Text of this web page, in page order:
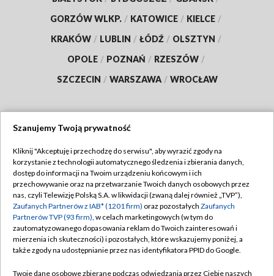
GORZÓW WLKP. / KATOWICE / KIELCE /
KRAKÓW / LUBLIN / ŁÓDŹ / OLSZTYN /
OPOLE / POZNAŃ / RZESZÓW /
SZCZECIN / WARSZAWA / WROCŁAW
TVP
Abonament TVP
Emisja w TVP
Centrum informacji TVP
Naziemna Telewizja Cyfrowa
Regulamin TVP
Polityka prywatności
Moje zgody
Pomoc
Szanujemy Twoją prywatność
Kliknij "Akceptuję i przechodzę do serwisu", aby wyrazić zgody na
korzystanie z technologii automatycznego śledzenia i zbierania danych,
dostęp do informacji na Twoim urządzeniu końcowym i ich
przechowywanie oraz na przetwarzanie Twoich danych osobowych przez
nas, czyli Telewizję Polską S.A. w likwidacji (zwaną dalej również „TVP”),
Zaufanych Partnerów z IAB* (1201 firm) oraz pozostałych Zaufanych
Partnerów TVP (93 firm), w celach marketingowych (w tym do
zautomatyzowanego dopasowania reklam do Twoich zainteresowań i
mierzenia ich skuteczności) i pozostałych, które wskazujemy poniżej, a
także zgody na udostępnianie przez nas identyfikatora PPID do Google.
Twoje dane osobowe zbierane podczas odwiedzania przez Ciebie naszych